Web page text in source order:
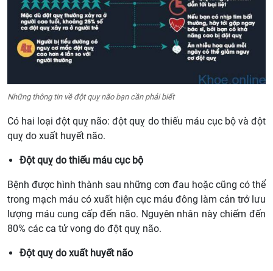
Những thông tin về đột quỵ não bạn cần phải biết
Có hai loại đột quỵ não: đột quỵ do thiếu máu cục bộ và đột
quỵ do xuất huyết não.
Đột quỵ do thiếu máu cục bộ
Bệnh được hình thành sau những cơn đau hoặc cũng có thể
trong mạch máu có xuất hiện cục máu đông làm cản trở lưu
lượng máu cung cấp đến não. Nguyên nhân này chiếm đến
80% các ca tử vong do đột quỵ não.
Đột quỵ do xuất huyết não